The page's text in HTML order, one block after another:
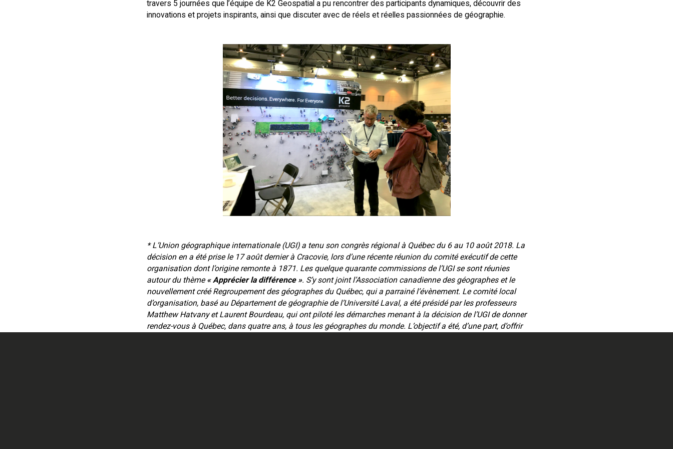
travers 5 journées que l’équipe de K2 Geospatial a pu rencontrer des participants dynamiques, découvrir des
innovations et projets inspirants, ainsi que discuter avec de réels et réelles passionnées de géographie.
* L’Union géographique internationale (UGI)a tenu son congrès régional à Québec du 6 au 10 août 2018. La
décision en a été prise le 17 août dernier à Cracovie, lors d’une récente réunion du comité exécutif de cette
organisation dont l’origine remonte à 1871. Les quelque quarante commissions de l’UGI se sont réunies
autour du thème « Apprécier la différence ». S’y sont joint l’Association canadienne des géographes et le
nouvellement créé Regroupement des géographes du Québec, qui a parrainé l’évènement. Le comité local
d’organisation, basé au Département de géographie de l’Université Laval, a été présidé par les professeurs
Matthew Hatvany et Laurent Bourdeau, qui ont piloté les démarches menant à la décision de l’UGI de donner
rendez-vous à Québec, dans quatre ans, à tous les géographes du monde. L’objectif a été, d’une part, d’offrir